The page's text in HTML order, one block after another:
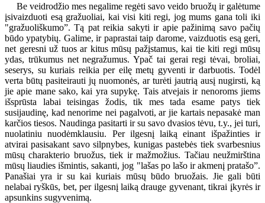
Be veidrodžio mes negalime regėti savo veido bruožų ir galėtume
įsivaizduoti esą gražuoliai, kai visi kiti regi, jog mums gana toli iki
"gražuoliškumo”. Tą pat reikia sakyti ir apie pažinimą savo pačių
būdo ypatybių. Galime, ir paprastai taip darome, vaizduotis esą geri,
net geresni už tuos ar kitus mūsų pažįstamus, kai tie kiti regi mūsų
ydas, trūkumus net negražumus. Ypač tai gerai regi tėvai, broliai,
seserys, su kuriais reikia per eilę metų gyventi ir darbuotis. Todėl
verta būtų pasiteirauti jų nuomonės, ar turėti jautrią ausį nugirsti, ką
jie apie mane sako, kai yra supykę. Tais atvejais ir nenoroms jiems
išsprūsta labai teisingas žodis, tik mes tada esame patys tiek
susijaudinę, kad nenorime nei pagalvoti, ar jie kartais nepasakė man
karčios tiesos. Naudinga pasitarti ir su savo dvasios tėvu, t.y., jei turi,
nuolatiniu nuodėmklausiu. Per ilgesnį laiką einant išpažinties ir
atvirai pasisakant savo silpnybes, kunigas pastebės tiek svarbesnius
mūsų charakterio bruožus, tiek ir mažmožius. Tačiau neužmirština
mūsų liaudies išmintis, sakanti, jog "lašas po lašo ir akmenį pratašo”.
Panašiai yra ir su kai kuriais mūsų būdo bruožais. Jie gali būti
nelabai ryškūs, bet, per ilgesnį laiką drauge gyvenant, tikrai įkyrės ir
apsunkins sugyvenimą.